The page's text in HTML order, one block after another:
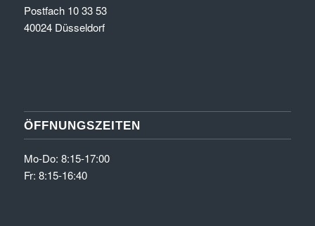
Postfach 10 33 53
40024 Düsseldorf
ÖFFNUNGSZEITEN
Mo-Do: 8:15-17:00
Fr: 8:15-16:40